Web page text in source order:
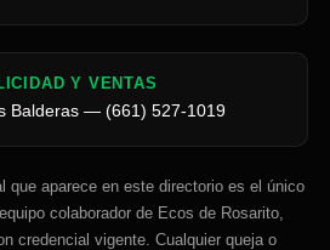
Y VENTAS
Balderas — (661) 527-1019
que aparece en este directorio es el único
colaborador de Ecos de Rosarito,
credencial vigente. Cualquier queja o